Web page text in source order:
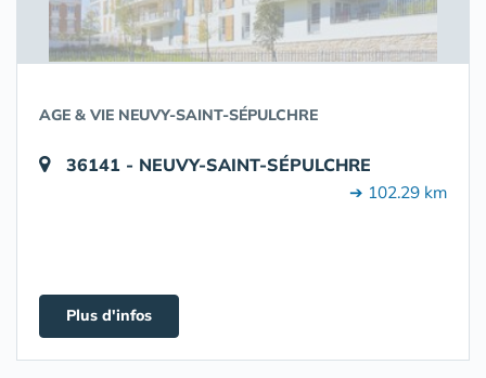
AGE & VIE NEUVY-SAINT-SÉPULCHRE
36141 - NEUVY-SAINT-SÉPULCHRE
➔ 102.29 km
Plus d'infos